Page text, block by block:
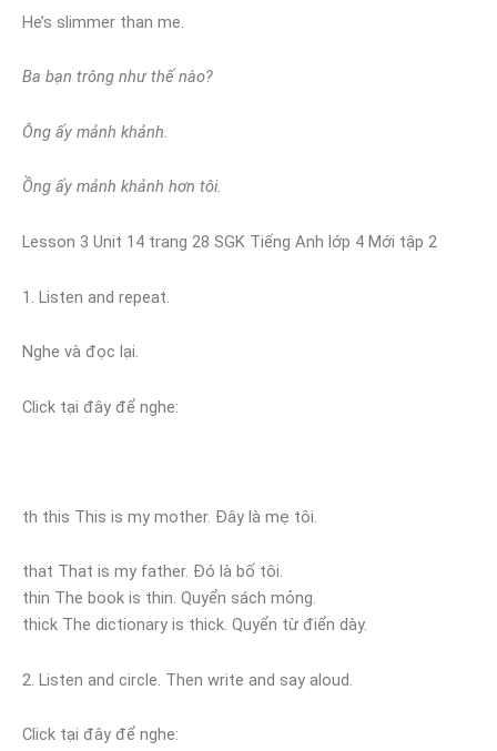
He’s slimmer than me.
Ba bạn trông như thế nào?
Ông ấy mảnh khảnh.
Ồng ấy mảnh khảnh hơn tôi.
Lesson 3 Unit 14 trang 28 SGK Tiếng Anh lớp 4 Mới tập 2
1. Listen and repeat.
Nghe và đọc lại.
Click tại đây để nghe:
th this This is my mother. Đây là mẹ tôi.
that That is my father. Đó là bố tôi.
thin The book is thin. Quyển sách mỏng.
thick The dictionary is thick. Quyển từ điển dày.
2. Listen and circle. Then write and say aloud.
Click tại đây để nghe: